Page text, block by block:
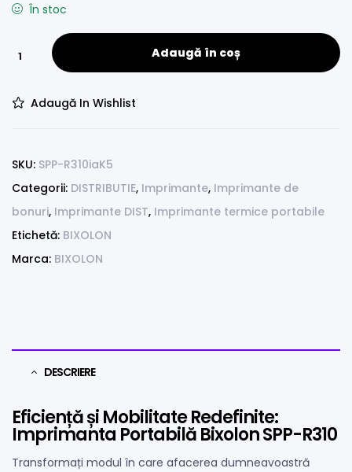
În stoc
Adaugă în coș
Adaugă In Wishlist
SKU: SPP-R310iaK5
Categorii: DISTRIBUTIE, Imprimante, Imprimante de
bonuri, Imprimante DIST, Imprimante termice portabile
Etichetă: BIXOLON
Marca: BIXOLON
DESCRIERE
Eficiență și Mobilitate Redefinite:
Imprimanta Portabilă Bixolon SPP-R310
Transformați modul în care afacerea dumneavoastră